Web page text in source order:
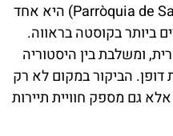
כנסיית סנטה מריה (Parròquia de Santa Maria) היא אחד
ביותר בקוסטה בראווה.
ומשלבת בין היסטוריה
דופן. הביקור במקום לא רק
גם מספק חוויית תיירות